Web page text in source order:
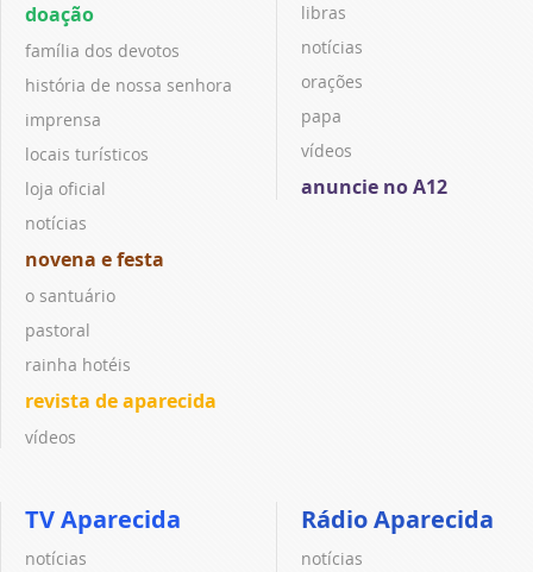
doação
família dos devotos
história de nossa senhora
imprensa
locais turísticos
loja oficial
notícias
novena e festa
o santuário
pastoral
rainha hotéis
revista de aparecida
vídeos
libras
notícias
orações
papa
vídeos
anuncie no A12
TV Aparecida
notícias
Rádio Aparecida
notícias